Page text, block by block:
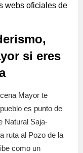
webs oficiales de
si eres
Mayor te
es punto de
Natural Saja-
ruta al Pozo de la
como un